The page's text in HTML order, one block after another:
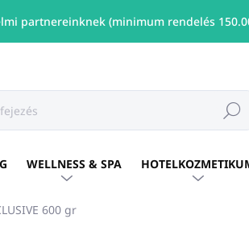
partnereinknek (minimum rendelés
Keresés
WELLNESS & SPA
600 gr